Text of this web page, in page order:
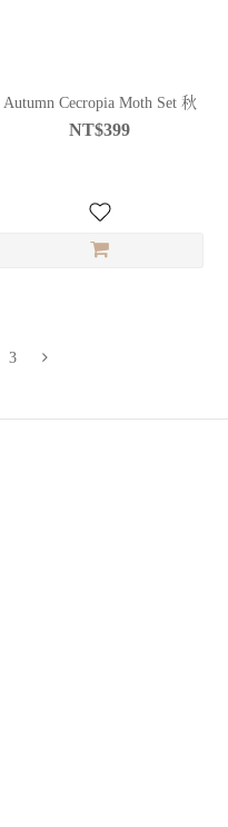
Autumn Cecropia Moth Set 秋
NT$399
3